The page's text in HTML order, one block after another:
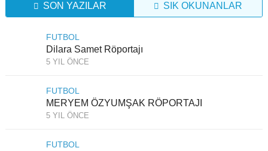
SON YAZILAR SIK OKUNANLAR
FUTBOL
Dilara Samet Röportajı
5 YIL ÖNCE
FUTBOL
MERYEM ÖZYUMŞAK RÖPORTAJI
5 YIL ÖNCE
FUTBOL